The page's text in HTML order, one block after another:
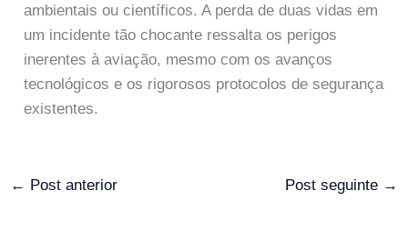
ambientais ou científicos. A perda de duas vidas em
um incidente tão chocante ressalta os perigos
inerentes à aviação, mesmo com os avanços
tecnológicos e os rigorosos protocolos de segurança
existentes.
← Post anterior Post seguinte →